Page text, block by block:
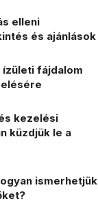
elleni
és ajánlások
ízületi fájdalom
kezelési
küzdjük le a
ismerhetjük